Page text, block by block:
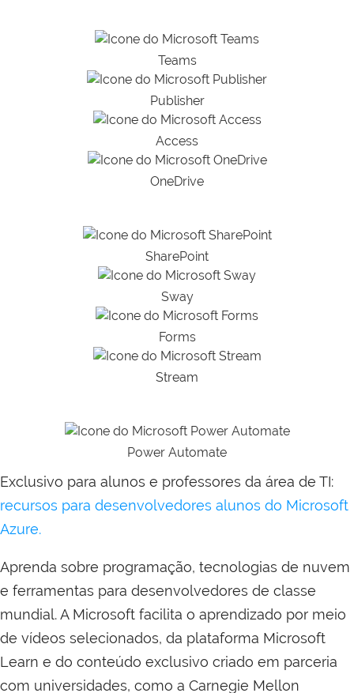
Teams
Publisher
Access
OneDrive
SharePoint
Sway
Forms
Stream
Power Automate
Exclusivo para alunos e professores da área de TI:
recursos para desenvolvedores alunos do Microsoft
Azure.
Aprenda sobre programação, tecnologias de nuvem
e ferramentas para desenvolvedores de classe
mundial. A Microsoft facilita o aprendizado por meio
de vídeos selecionados, da plataforma Microsoft
Learn e do conteúdo exclusivo criado em parceria
com universidades, como a Carnegie Mellon